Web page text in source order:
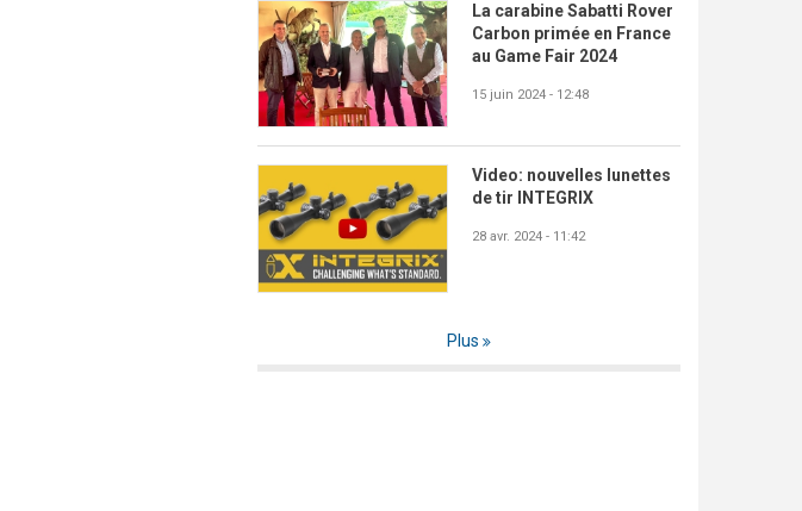
La carabine Sabatti Rover
Carbon primée en France
au Game Fair 2024
15 juin 2024 - 12:48
Video: nouvelles lunettes
de tir INTEGRIX
28 avr. 2024 - 11:42
Plus